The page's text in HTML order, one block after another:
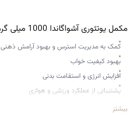
مکمل یوتئوری آشواگاندا 1000 میلی گرم
کمک به مدیریت استرس و بهبود آرامش ذهنی
بهبود کیفیت خواب
افزایش انرژی و استقامت بدنی
پشتیبانی از عملکرد ورزشی و هوازی
تقویت خلق‌وخو و سلامت حافظه و تمرکزبیشتر